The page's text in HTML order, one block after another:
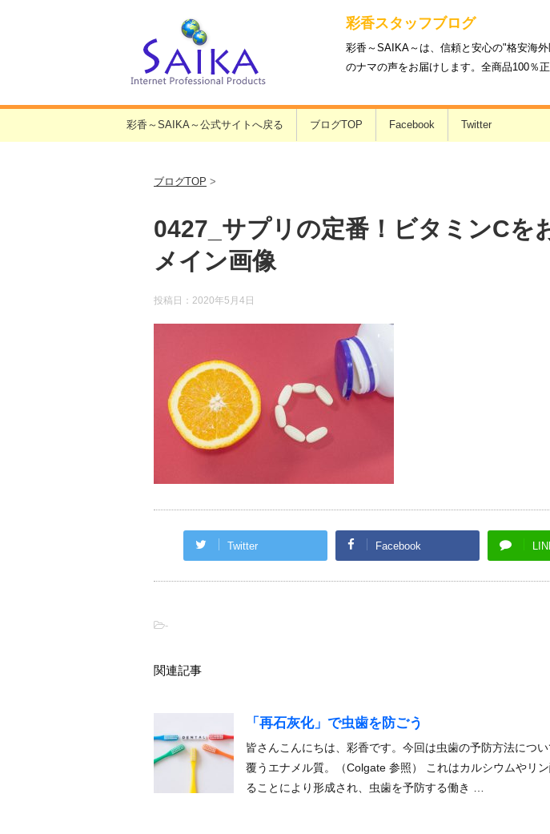
彩香スタッフブログ
彩香～SAIKA～は、信頼と安心の"格安海
のナマの声をお届けします。全商品100％
彩香～SAIKA～公式サイトへ戻る ブログTOP Facebook Twitter
ブログTOP >
0427_サプリの定番！ビタミンCを
メイン画像
投稿日： 2020年5月4日
Twitter Facebook
-
関連記事
「再石灰化」で虫歯を防ごう
皆さんこんにちは、彩香です。今回は虫歯の予防方法につ
覆うエナメル質。（Colgate 参照） これはカルシウムやリ
ることにより形成され、虫歯を予防する働き …